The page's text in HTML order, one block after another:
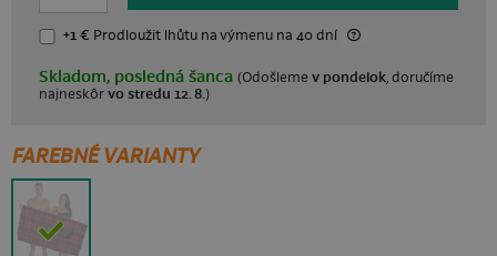
+1 € Prodloužit lhůtuna výmenu na 40 dní
Skladom, posledná šanca(Odošlemev pondelok, doručíme
najneskôrvo stredu 12. 8.)
FAREBNÉ VARIANTY